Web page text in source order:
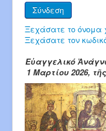
Σύνδεση
Ξεχάσατε το όνομα
Ξεχάσατε τον
Εὐαγγελικό
1 Μαρτίου 2026,